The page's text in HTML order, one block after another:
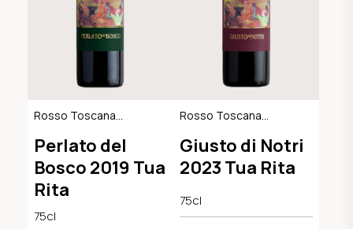
Rosso Toscana
Perlato del
Bosco 2019 Tua
Rita
75cl
Rosso Toscana
Giusto di Notri
2023 Tua Rita
75cl